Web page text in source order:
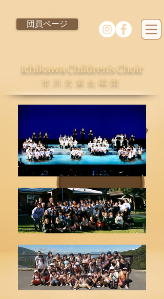
団員ページ
市川児童合唱団
Ichikawa Children's Choir